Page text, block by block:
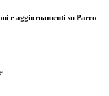
e aggiornamenti su Parco